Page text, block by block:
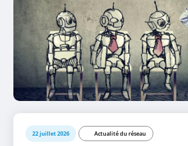
22 juillet 2026 Actualité du réseau